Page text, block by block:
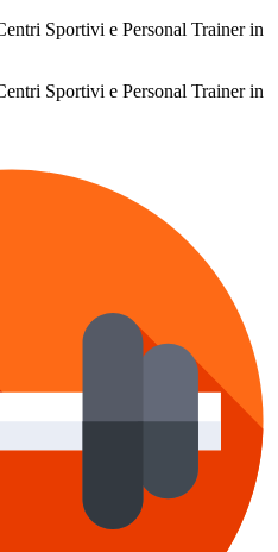
Sportivi e Personal Trainer in
Sportivi e Personal Trainer in